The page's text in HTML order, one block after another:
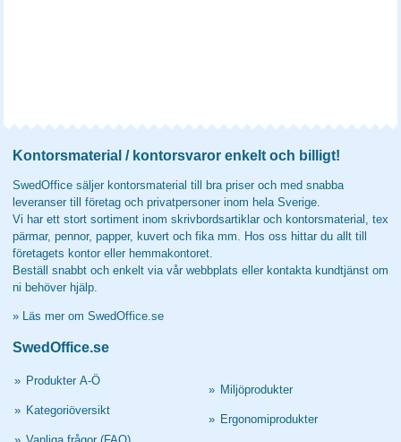
Kontorsmaterial / kontorsvaror enkelt och billigt!
SwedOffice säljer kontorsmaterial till bra priser och med snabba
leveranser till företag och privatpersoner inom hela Sverige.
Vi har ett stort sortiment inom skrivbordsartiklar och kontorsmaterial, tex
pärmar, pennor, papper, kuvert och fika mm. Hos oss hittar du allt till
företagets kontor eller hemmakontoret.
Beställ snabbt och enkelt via vår webbplats eller kontakta kundtjänst om
ni behöver hjälp.
» Läs mer om SwedOffice.se
SwedOffice.se
» Produkter A-Ö
» Kategoriöversikt
» Miljöprodukter
» Ergonomiprodukter